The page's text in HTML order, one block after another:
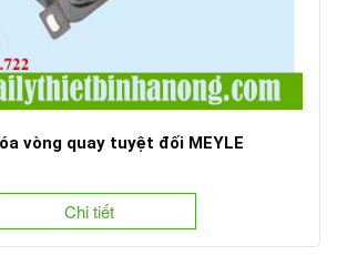
vòng quay tuyệt đối MEYLE
Chi tiết